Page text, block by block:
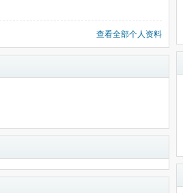
查看全部个人资料